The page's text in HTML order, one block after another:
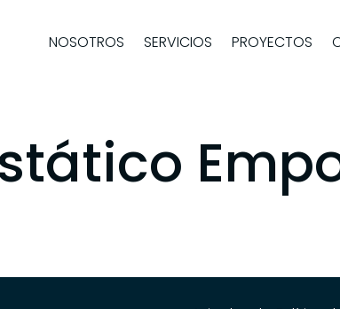
NOSOTROS SERVICIOS PROYECTOS